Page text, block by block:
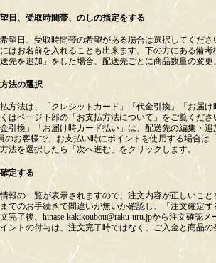
日、受取時間帯、のしの指定をする
望日、受取時間帯の希望がある場合は選択してくださ
はお名前を入れることも出来ます。下の方にある備考
送先を追加」をした場合、配送先ごとに商品数量の変
法の選択
方法は、「クレジットカード」「代金引換」「お届
はページ下部の「お支払方法について」をご覧くださ
金引換」「お届け時カード払い」は、配送先の編集・
のお客様で、お支払い時にポイントを使用する場合は
法を選択したら「次へ進む」をクリックします。
定する
報の一覧が表示されますので、注文内容が正しいこと
までのお手続きで間違いが無いか確認し、「注文確定
完了後、hinase-kakikoubou@raku-uru.jpから注文確認
ントの付与は、注文完了時ではなく、ご入金と商品の